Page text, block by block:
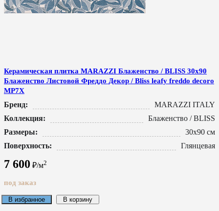
Керамическая плитка MARAZZI Блаженство / BLISS 30x90
Блаженство Листовой Фреддо Декор / Bliss leafy freddo decoro
MP7X
Бренд:
MARAZZI ITALY
Коллекция:
Блаженство / BLISS
Размеры:
30x90 см
Поверхность:
Глянцевая
7 600 ₽/м2
под заказ
В избранное В корзину